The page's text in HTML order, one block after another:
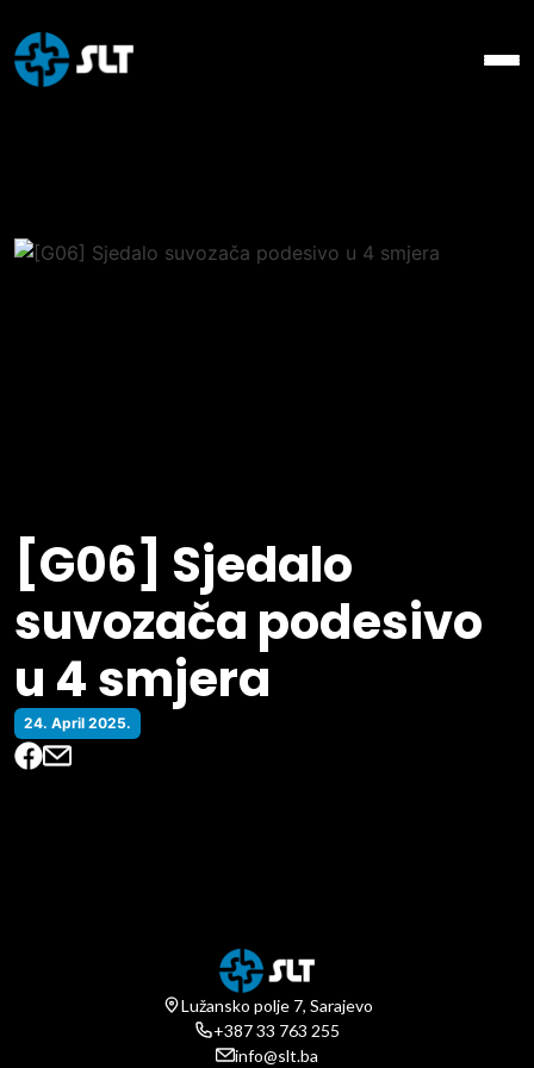
[G06] Sjedalo
suvozača podesivo
u 4 smjera
24. April 2025.
Lužansko polje 7, Sarajevo
+387 33 763 255
info@slt.ba